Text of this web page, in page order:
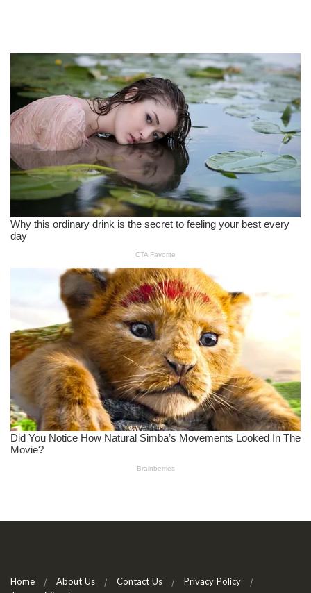
Home About Us Contact Us
Privacy Policy